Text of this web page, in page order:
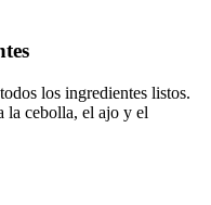
los ingredientes listos.
la cebolla, el ajo y el